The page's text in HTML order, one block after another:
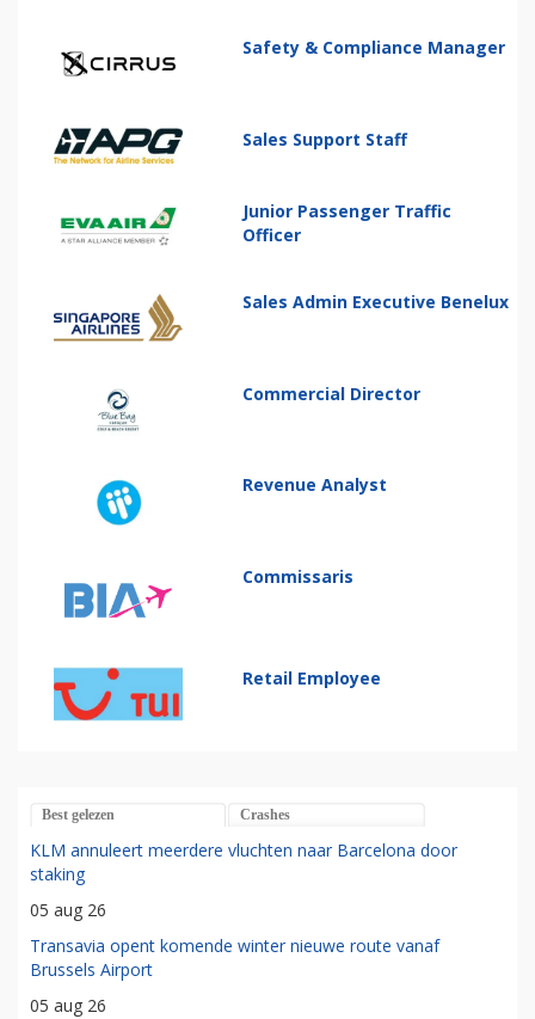
Safety & Compliance Manager
Sales Support Staff
Junior Passenger Traffic
Officer
Sales Admin Executive Benelux
Commercial Director
Revenue Analyst
Commissaris
Retail Employee
Best gelezen Crashes
KLM annuleert meerdere vluchten naar Barcelona door
staking
05 aug 26
Transavia opent komende winter nieuwe route vanaf
Brussels Airport
05 aug 26